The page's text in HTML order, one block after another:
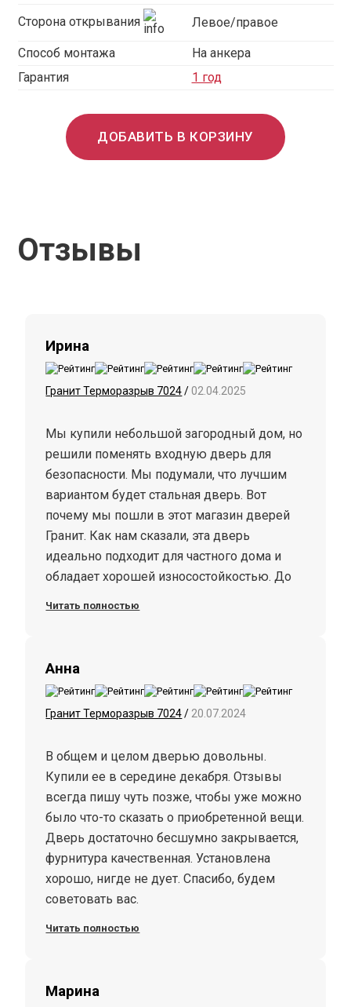
Сторона открывания Левое/правое
Способ монтажа
На анкера
Гарантия
1 год
ДОБАВИТЬ В КОРЗИНУ
Отзывы
Ирина
Гранит Терморазрыв 7024/02.04.2025
Мы купили небольшой загородный дом, но
решили поменять входную дверь для
безопасности. Мы подумали, что лучшим
вариантом будет стальная дверь. Вот
почему мы пошли в этот магазин дверей
Гранит. Как нам сказали, эта дверь
идеально подходит для частного дома и
обладает хорошей износостойкостью. До
Читать полностью
Анна
Гранит Терморазрыв 7024/ 20.07.2024
В общем и целом дверью довольны.
Купили ее в середине декабря. Отзывы
всегда пишу чуть позже, чтобы уже можно
было что-то сказать о приобретенной вещи.
Дверь достаточно бесшумно закрывается,
фурнитура качественная. Установлена
хорошо, нигде не дует. Спасибо, будем
советовать вас.
Читать полностью
Марина